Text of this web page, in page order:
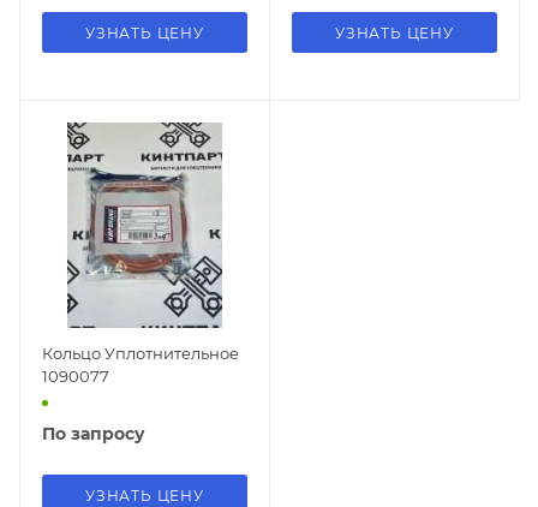
УЗНАТЬ ЦЕНУ УЗНАТЬ ЦЕНУ
Кольцо Уплотнительное
1090077
По запросу
УЗНАТЬ ЦЕНУ